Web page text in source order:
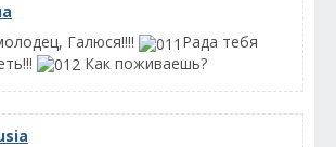
Галюся!!!!
Рада тебя
Как поживаешь?